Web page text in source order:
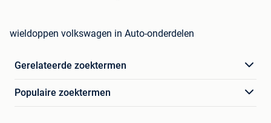
wieldoppen volkswagen in Auto-onderdelen
Gerelateerde zoektermen
Populaire zoektermen